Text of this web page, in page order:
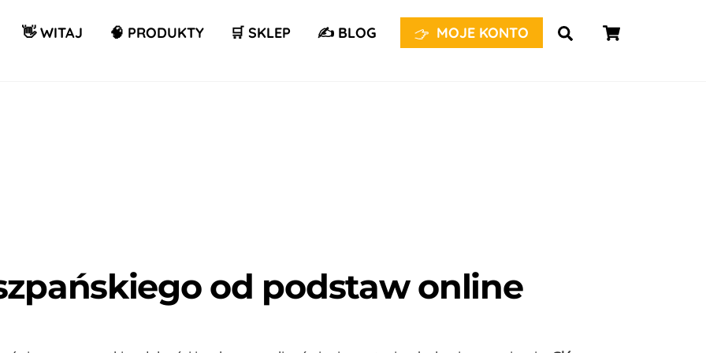
Wyszukaj...
👋 WITAJ 🧠 PRODUKTY 🛒 SKLEP ✍️ BLOG MOJE KONTO
od podstaw online